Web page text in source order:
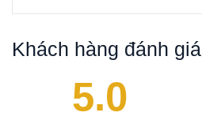
Khách hàng đánh giá
5.0